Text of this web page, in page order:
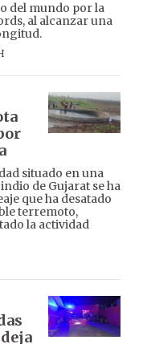
del mundo por la
al alcanzar una
situado en una
de Gujarat se ha
que ha desatado
terremoto,
la actividad